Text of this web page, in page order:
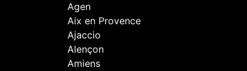
Agen
Aix en Provence
Ajaccio
Alençon
Amiens